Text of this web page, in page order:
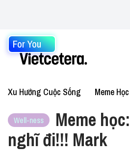
For You
Xu Hướng Cuộc Sống Meme Học
Well-ness
Meme
nghĩ đi!!! Mark